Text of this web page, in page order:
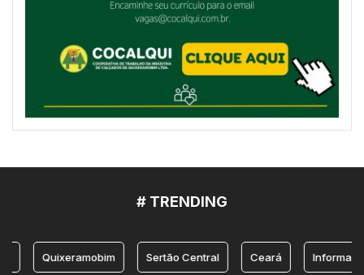
# TRENDING
Quixeramobim Sertão Central Ceará Informação